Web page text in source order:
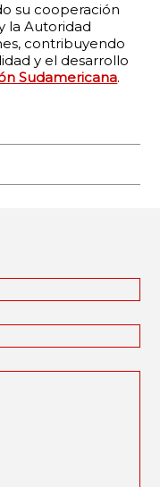
su cooperación
la Autoridad
contribuyendo
y el desarrollo
Sudamericana.